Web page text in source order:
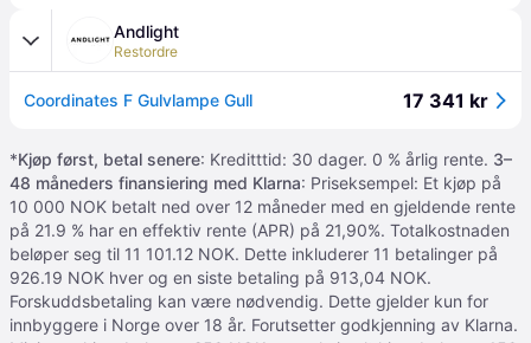
Andlight
Restordre
Coordinates F Gulvlampe Gull 17 341 kr
*Kjøp først, betal senere: Kreditttid: 30 dager. 0 % årlig rente. 3–
48 måneders finansiering med Klarna: Priseksempel: Et kjøp på
10 000 NOK betalt ned over 12 måneder med en gjeldende rente
på 21.9 % har en effektiv rente (APR) på 21,90%. Totalkostnaden
beløper seg til 11 101.12 NOK. Dette inkluderer 11 betalinger på
926.19 NOK hver og en siste betaling på 913,04 NOK.
Forskuddsbetaling kan være nødvendig. Dette gjelder kun for
innbyggere i Norge over 18 år. Forutsetter godkjenning av Klarna.